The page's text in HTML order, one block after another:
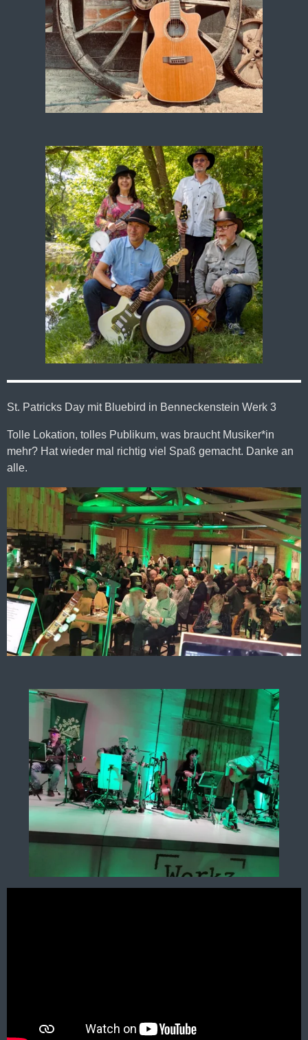
St. Patricks Day mit Bluebird in Benneckenstein Werk 3
Tolle Lokation, tolles Publikum, was braucht Musiker*in
mehr? Hat wieder mal richtig viel Spaß gemacht. Danke an
alle.